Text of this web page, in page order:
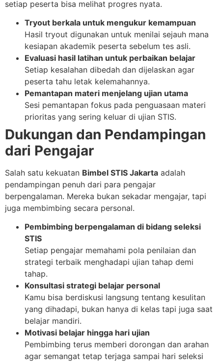
setiap peserta bisa melihat progres nyata.
Tryout berkala untuk mengukur kemampuan
Hasil tryout digunakan untuk menilai sejauh mana
kesiapan akademik peserta sebelum tes asli.
Evaluasi hasil latihan untuk perbaikan belajar
Setiap kesalahan dibedah dan dijelaskan agar
peserta tahu letak kelemahannya.
Pemantapan materi menjelang ujian utama
Sesi pemantapan fokus pada penguasaan materi
prioritas yang sering keluar di ujian STIS.
Dukungan dan Pendampingan
dari Pengajar
Salah satu kekuatan Bimbel STIS Jakarta adalah
pendampingan penuh dari para pengajar
berpengalaman. Mereka bukan sekadar mengajar, tapi
juga membimbing secara personal.
Pembimbing berpengalaman di bidang seleksi
STIS
Setiap pengajar memahami pola penilaian dan
strategi terbaik menghadapi ujian tahap demi
tahap.
Konsultasi strategi belajar personal
Kamu bisa berdiskusi langsung tentang kesulitan
yang dihadapi, bukan hanya di kelas tapi juga saat
belajar mandiri.
Motivasi belajar hingga hari ujian
Pembimbing terus memberi dorongan dan arahan
agar semangat tetap terjaga sampai hari seleksi